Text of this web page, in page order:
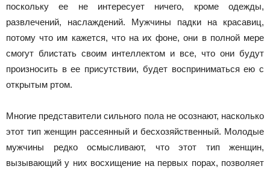
поскольку ее не интересует ничего, кроме одежды,
развлечений, наслаждений. Мужчины падки на красавиц,
потому что им кажется, что на их фоне, они в полной мере
смогут блистать своим интеллектом и все, что они будут
произносить в ее присутствии, будет восприниматься ею с
открытым ртом.
Многие представители сильного пола не осознают, насколько
этот тип женщин рассеянный и бесхозяйственный. Молодые
мужчины редко осмысливают, что этот тип женщин,
вызывающий у них восхищение на первых порах, позволяет